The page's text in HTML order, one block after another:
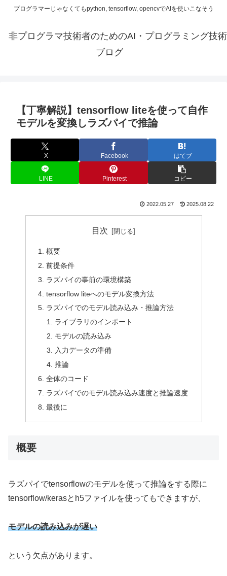
プログラマーじゃなくてもpython, tensorflow, opencvでAIを使いこなそう
非プログラマ技術者のためのAI・プログラミング技術
ブログ
【丁寧解説】tensorflow liteを使って自作
モデルを変換しラズパイで推論
X Facebook はてブ
LINE Pinterest コピー
2022.05.27 2025.08.22
目次
概要
前提条件
ラズパイの事前の環境構築
tensorflow liteへのモデル変換方法
ラズパイでのモデル読み込み・推論方法
ライブラリのインポート
モデルの読み込み
入力データの準備
推論
全体のコード
ラズパイでのモデル読み込み速度と推論速度
最後に
概要
ラズパイでtensorflowのモデルを使って推論をする際に
tensorflow/kerasとh5ファイルを使ってもできますが、
モデルの読み込みが遅い
という欠点があります。